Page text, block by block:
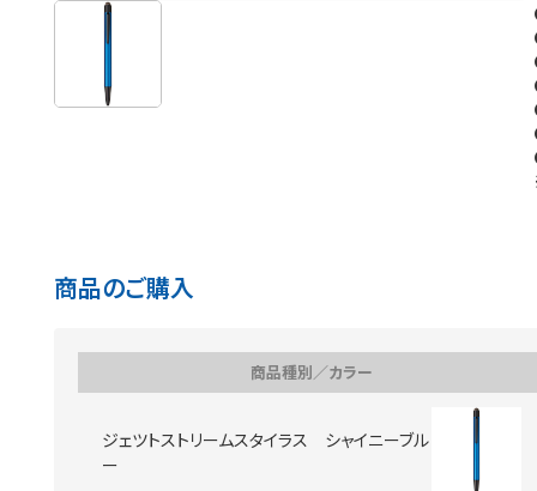
商品のご購入
商品種別／カラー
ジェツトストリームスタイラス シャイニーブル
ー